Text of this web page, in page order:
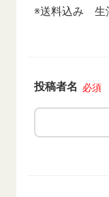
※送料込み 生
投稿者名 必須